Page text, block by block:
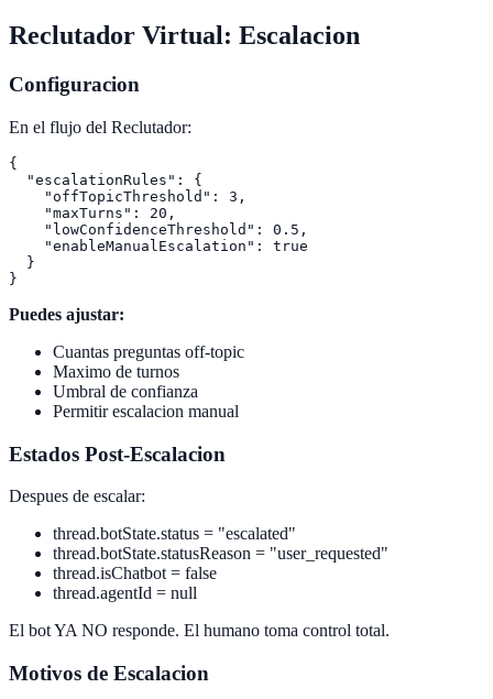
Reclutador Virtual: Escalacion
Configuracion
En el flujo del Reclutador:
{
  "escalationRules": {
    "offTopicThreshold": 3,
    "maxTurns": 20,
    "lowConfidenceThreshold": 0.5,
    "enableManualEscalation": true
  }
Puedes ajustar:
Cuantas preguntas off-topic
Maximo de turnos
Umbral de confianza
Permitir escalacion manual
Estados Post-Escalacion
Despues de escalar:
thread.botState.status = "escalated"
thread.botState.statusReason = "user_requested"
thread.isChatbot = false
thread.agentId = null
El bot YA NO responde. El humano toma control total.
Motivos de Escalacion